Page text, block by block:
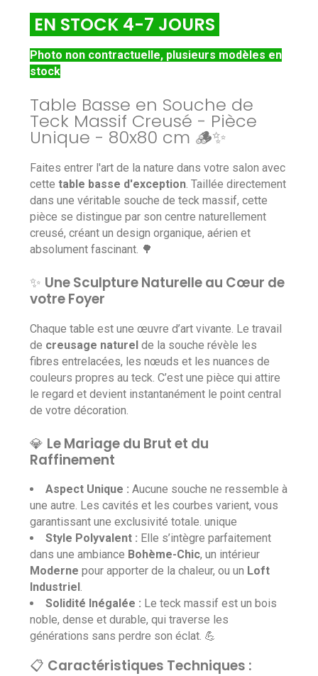
EN STOCK 4-7 JOURS
Photo non contractuelle, plusieurs modèles en
stock
Table Basse en Souche de
Teck Massif Creusé - Pièce
Unique - 80x80 cm 🪵✨
Faites entrer l'art de la nature dans votre salon avec
cettetable basse d'exception. Taillée directement
dans une véritable souche de teck massif, cette
pièce se distingue par son centre naturellement
creusé, créant un design organique, aérien et
absolument fascinant. 🌳
✨ Une Sculpture Naturelle au Cœur de
votre Foyer
Chaque table est une œuvre d’art vivante. Le travail
de creusage naturel de la souche révèle les
fibres entrelacées, les nœuds et les nuances de
couleurs propres au teck. C’est une pièce qui attire
le regard et devient instantanément le point central
de votre décoration.
💎 Le Mariage du Brut et du
Raffinement
Aspect Unique : Aucune souche ne ressemble à
une autre. Les cavités et les courbes varient, vous
garantissant une exclusivité totale. unique
Style Polyvalent : Elle s’intègre parfaitement
dans une ambiance Bohème-Chic, un intérieur
Moderne pour apporter de la chaleur, ou un Loft
Industriel.
Solidité Inégalée : Le teck massif est un bois
noble, dense et durable, qui traverse les
générations sans perdre son éclat. 💪
📋 Caractéristiques Techniques :